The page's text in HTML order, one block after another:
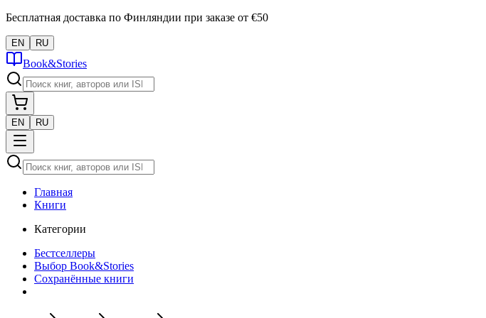
Бесплатная доставка по Финляндии при заказе от €50
EN RU
Book&Stories
EN RU
Главная
Книги
Категории
Бестселлеры
Выбор Book&Stories
Сохранённые книги